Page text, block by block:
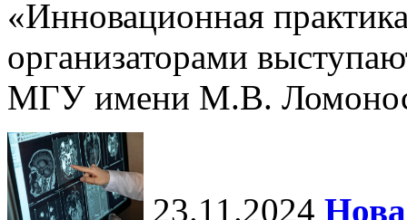
«Инновационная
организаторами
МГУ имени М.В.
23.11.2024